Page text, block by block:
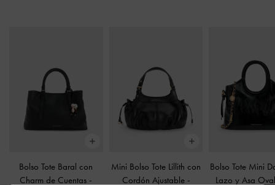
Bolso Tote Baral con
Charm de Cuentas -
Mini Bolso Tote Lillith con
Cordón Ajustable -
Bolso Tote Mini
Lazo y Asa